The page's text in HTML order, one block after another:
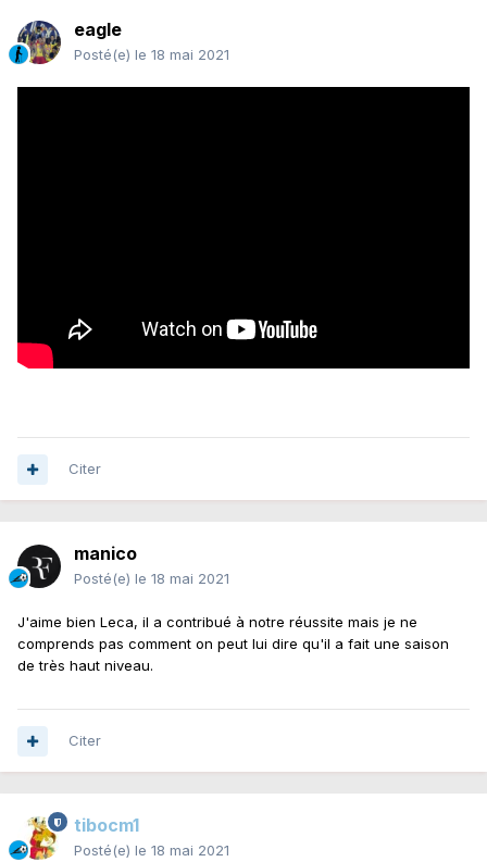
eagle
Posté(e) le 18 mai 2021
Citer
manico
Posté(e) le 18 mai 2021
J'aime bien Leca, il a contribué à notre réussite mais je ne
comprends pas comment on peut lui dire qu'il a fait une saison
de très haut niveau.
Citer
tibocm1
Posté(e) le 18 mai 2021